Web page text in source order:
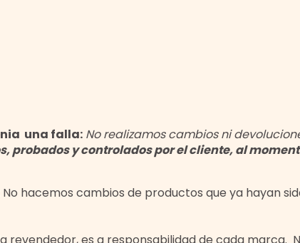
una falla: No realizamos cambios ni
probados y controlados por el cliente, al
No hacemos cambios de productos que ya hayan
revendedor, es q responsabilidad de cada marca.